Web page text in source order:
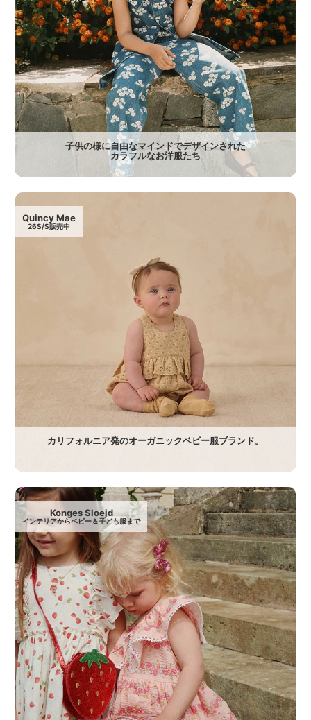
子供の様に自由なマインドでデザインされた
カラフルなお洋服たち
Quincy Mae
26S/S販売中
カリフォルニア発のオーガニックベビー服ブランド。
Konges Sloejd
インテリアからベビー＆子ども服まで